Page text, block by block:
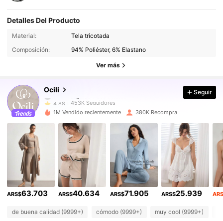
Detalles Del Producto
Material:
Tela tricotada
Composición:
94% Poliéster, 6% Elastano
Ver más
Ocili
453K Seguidores
4,88
453K Seguidores
s***6
pagó Hace 1 día
4,88 453K Seguidores
453K Seguidores
4,88 453K Seguidores
4,88 453K Seguidores
453K Seguidores
Seguir
1M Vendido recientemente 380K Recompra
ARS$63.703 ARS$40.634 ARS$71.905 ARS$25.939
de buena calidad (9999+) cómodo (9999+) muy cool (9999+)